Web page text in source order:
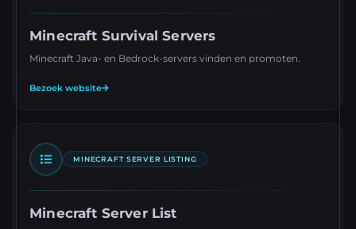
Minecraft Survival Servers
Minecraft Java- en Bedrock-servers vinden en promoten.
Bezoek website
MINECRAFT SERVER LISTING
Minecraft Server List